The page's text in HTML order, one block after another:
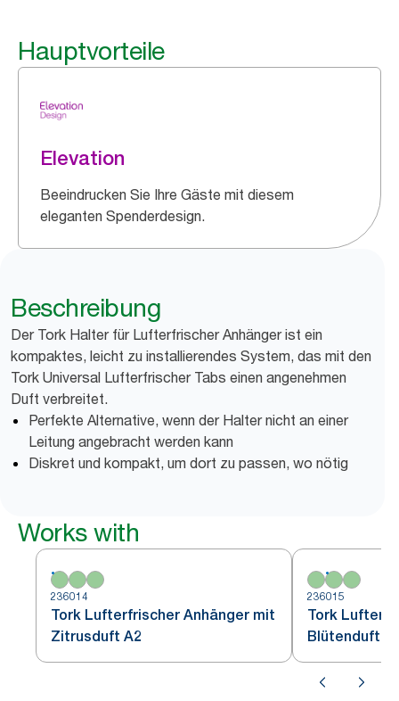
Hauptvorteile
Elevation
Beeindrucken Sie Ihre Gäste mit diesem
eleganten Spenderdesign.
Beschreibung
Der Tork Halter für Lufterfrischer Anhänger ist ein
kompaktes, leicht zu installierendes System, das mit den
Tork Universal Lufterfrischer Tabs einen angenehmen
Duft verbreitet.
Perfekte Alternative, wenn der Halter nicht an einer
Leitung angebracht werden kann
Diskret und kompakt, um dort zu passen, wo nötig
Works with
236014
Tork Lufterfrischer Anhänger mit
Zitrusduft A2
236015
Tork
Blütenduft